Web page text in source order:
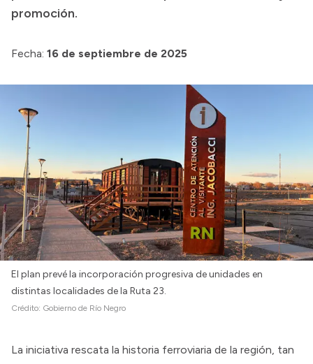
Convocatorias
promoción.
Fecha: 16 de septiembre de 2025
El plan prevé la incorporación progresiva de unidades en
distintas localidades de la Ruta 23.
Crédito: Gobierno de Río Negro
La iniciativa rescata la historia ferroviaria de la región, tan